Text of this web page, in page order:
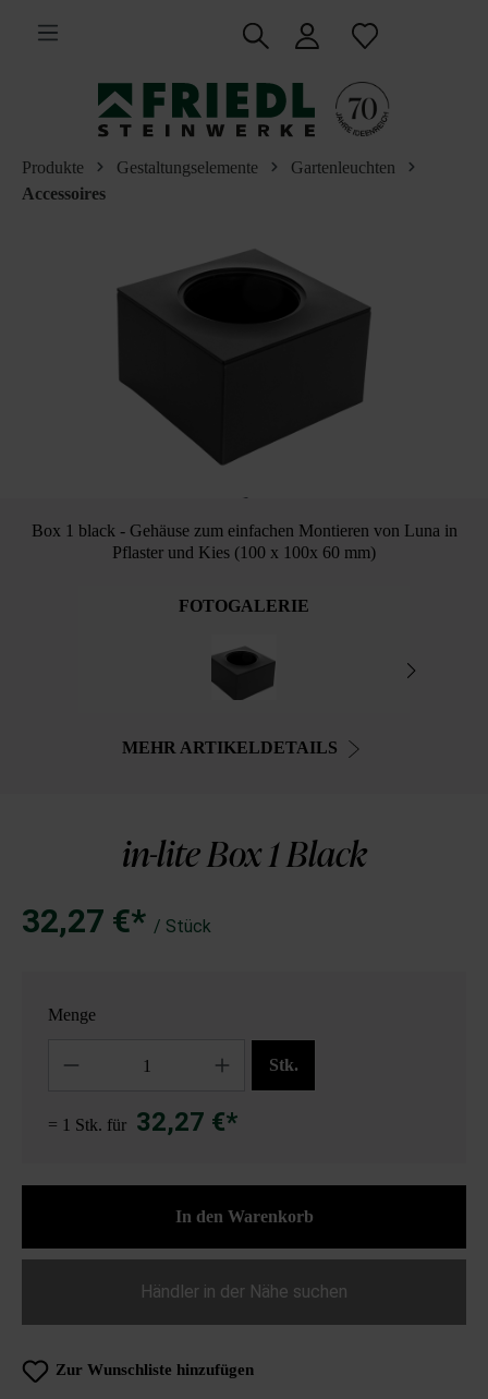
springen
Produkte Gestaltungselemente
Gartenleuchten
Accessoires
Box 1 black - Gehäuse zum einfachen Montieren von Luna in
Pflaster und Kies (100 x 100x 60 mm)
FOTOGALERIE
MEHR ARTIKELDETAILS
in-lite Box 1 Black
32,27 €* / Stück
Menge
Stk.
= 1 Stk. für 32,27 €*
In den Warenkorb
Händler in der Nähe suchen
Zur Wunschliste hinzufügen